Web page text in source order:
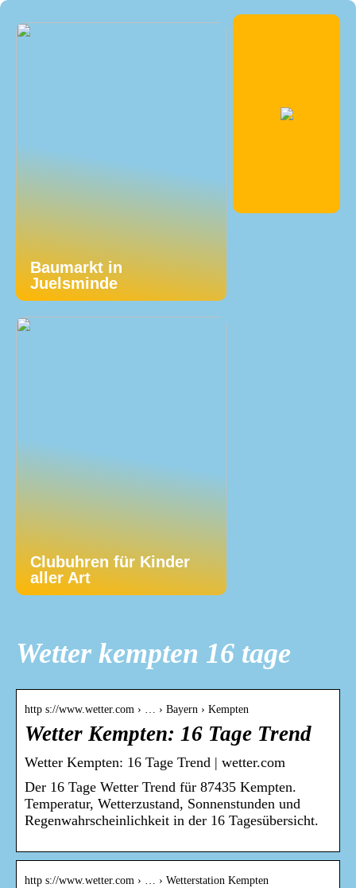
Baumarkt in
Juelsminde
Clubuhren für Kinder
aller Art
Wetter kempten 16 tage
http s://www.wetter.com › … › Bayern › Kempten
Wetter Kempten: 16 Tage Trend
Wetter Kempten: 16 Tage Trend | wetter.com
Der 16 Tage Wetter Trend für 87435 Kempten.
Temperatur, Wetterzustand, Sonnenstunden und
Regenwahrscheinlichkeit in der 16 Tagesübersicht.
http s://www.wetter.com › … › Wetterstation Kempten